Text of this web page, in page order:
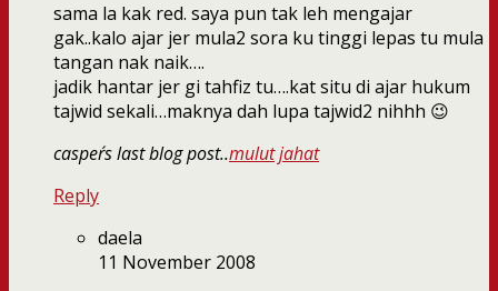
sama la kak red. saya pun tak leh mengajar
gak..kalo ajar jer mula2 sora ku tinggi lepas tu mula
tangan nak naik….
jadik hantar jer gi tahfiz tu….kat situ di ajar hukum
tajwid sekali…maknya dah lupa tajwid2 nihhh 😉
casper´s last blog post..mulut jahat
Reply
daela
11 November 2008